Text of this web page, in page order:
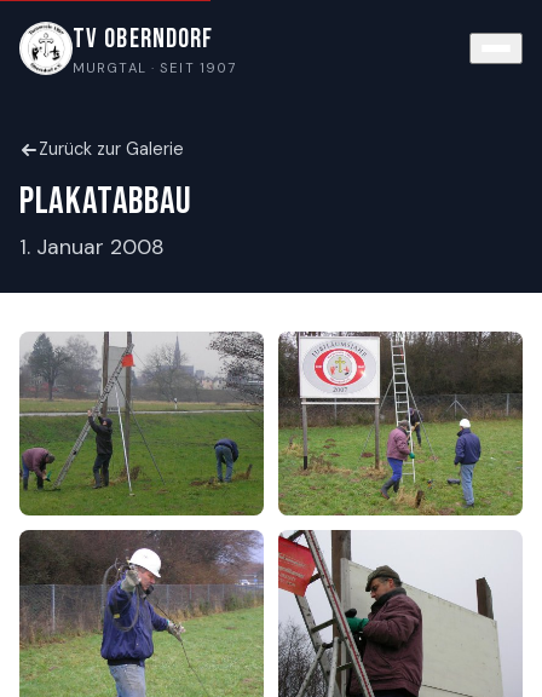
TV Oberndorf
MURGTAL · SEIT 1907
Zurück zur Galerie
Plakatabbau
1. Januar 2008